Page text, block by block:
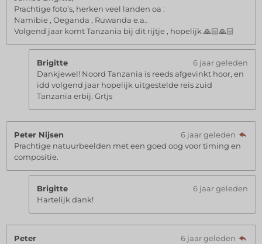
Prachtige foto’s, herken veel landen oa :
Namibie , Oeganda , Ruwanda e.a..
Volgend jaar komt Tanzania bij dit rijtje , hopelijk 🙏🏻🙏🏻
Brigitte
6 jaar geleden
Dankjewel! Noord Tanzania is reeds afgevinkt hoor, en
idd volgend jaar hopelijk uitgestelde reis zuid
Tanzania erbij. Grtjs
Peter Nijsen
6 jaar geleden
Prachtige natuurbeelden met een goed oog voor timing en
compositie.
Brigitte
6 jaar geleden
Hartelijk dank!
Peter
6 jaar geleden